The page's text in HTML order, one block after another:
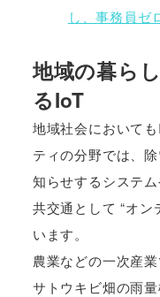
し、事務員ゼ
地域の暮ら
るIoT
地域社会において
ティの分野では、
知らせするシステ
共交通として “オン
います。
農業などの一次産
サトウキビ畑の雨